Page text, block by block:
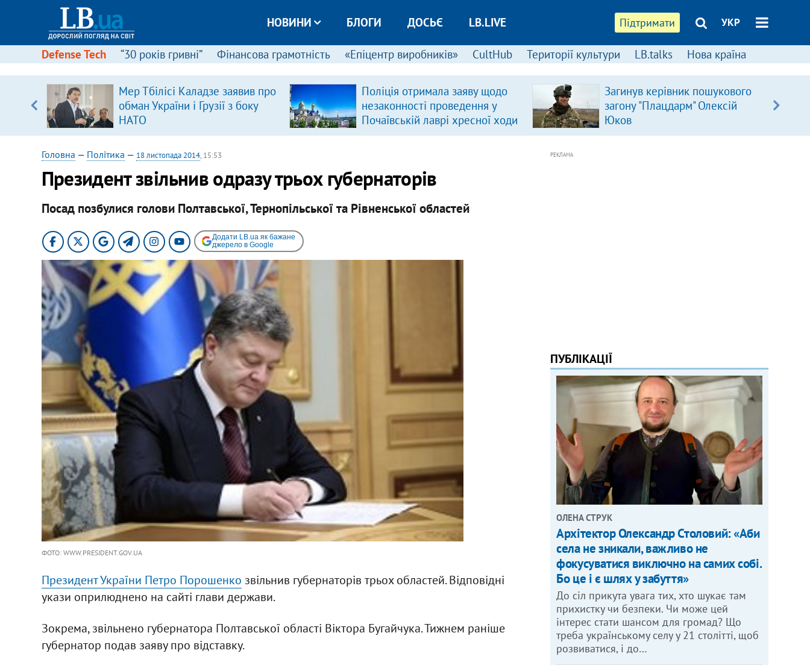
Підтримати УКР
НОВИНИ БЛОГИ ДОСЬЄ LB.LIVE
Defense Tech “30 років гривні” Фінансова грамотність «Епіцентр виробників» CultHub Території культури LB.talks Нова країна
Мер Тбілісі Каладзе заявив про
обман України і Грузії з боку
НАТО
Поліція отримала заяву щодо
незаконності проведення у
Почаївській лаврі хресної ходи
Загинув керівник пошукового
загону "Плацдарм" Олексій
Юков
Головна — Політика — 18 листопада 2014, 15:53
Президент звільнив одразу трьох губернаторів
Посад позбулися голови Полтавської, Тернопільської та Рівненської областей
Додати LB.ua як бажане
джерело в Google
ФОТО: WWW.PRESIDENT.GOV.UA
Президент України Петро Порошенко звільнив губернаторів трьох областей. Відповідні
укази оприлюднено на сайті глави держави.
Зокрема, звільнено губернатора Полтавської області Віктора Бугайчука. Тижнем раніше
губернатор подав заяву про відставку.
РЕКЛАМА
ПУБЛІКАЦІЇ
ОЛЕНА СТРУК
Архітектор Олександр Столовий: «Аби
села не зникали, важливо не
фокусуватися виключно на самих собі.
Бо це і є шлях у забуття»
До сіл прикута увага тих, хто шукає там
прихистку чи безпеки. Чи може цей
інтерес стати шансом для громад? Що
треба українському селу у 21 столітті, щоб
розвиватися, і до…